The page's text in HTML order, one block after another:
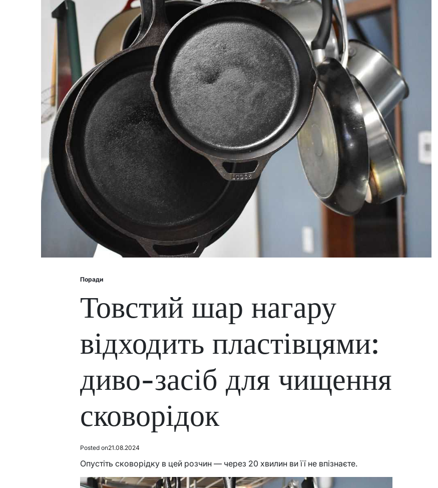
Posted
Поради
Товстий шар нагару
відходить пластівцями:
диво-засіб для чищення
сковорідок
Posted on21.08.2024
Опустіть сковорідку в цей розчин — через 20 хвилин ви її не впізнаєте.